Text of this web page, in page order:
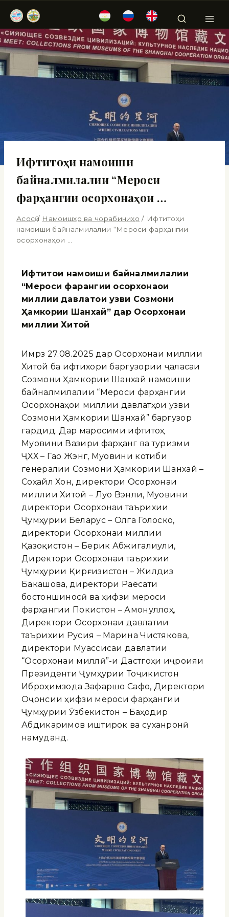
Ифтитоҳи намоиши
байналмилалии “Мероси
фарҳангии осорхонаҳои …
Асосӣ / Намоишҳо ва чорабиниҳо / Ифтитоҳи
намоиши байналмилалии “Мероси фарҳангии
осорхонаҳои …
Ифтитоҳи намоиши байналмилалии
“Мероси фарҳангии осорхонаҳои
миллии давлатҳои узви Созмони
Ҳамкории Шанхай” дар Осорхонаи
миллии Хитой
Имрӯз 27.08.2025 дар Осорхонаи миллии
Хитой ба ифтихори баргузории ҷаласаи
Созмони Ҳамкории Шанхай намоиши
байналмилалии “Мероси фарҳангии
Осорхонаҳои миллии давлатҳои узви
Созмони Ҳамкории Шанхай” баргузор
гардид. Дар маросими ифтитоҳ
Муовини Вазири фарҳанг ва туризми
ҶХХ – Гао Жэнг, Муовини котиби
генералии Созмони Ҳамкории Шанхай –
Соҳайл Хон, директори Осорхонаи
миллии Хитой – Луо Вэнли, Муовини
директори Осорхонаи таърихии
Ҷумҳурии Беларус – Олга Голоско,
директори Осорхонаи миллии
Қазоқистон – Берик Абжигалиули,
Директори Осорхонаи таърихии
Ҷумҳурии Қирғизистон – Жилдиз
Бакашова, директори Раёсати
бостоншиносӣ ва ҳифзи мероси
фарҳангии Покистон – Амонуллоҳ,
Директори Осорхонаи давлатии
таърихии Русия – Марина Чистякова,
директори Муассисаи давлатии
“Осорхонаи миллӣ”-и Дастгоҳи иҷроияи
Президенти Ҷумҳурии Тоҷикистон
Иброҳимзода Зафаршо Сафо, Директори
Оҷонсии ҳифзи мероси фарҳангии
Ҷумҳурии Ӯзбекистон – Баҳодир
Абдикаримов иштирок ва суханронӣ
намуданд.